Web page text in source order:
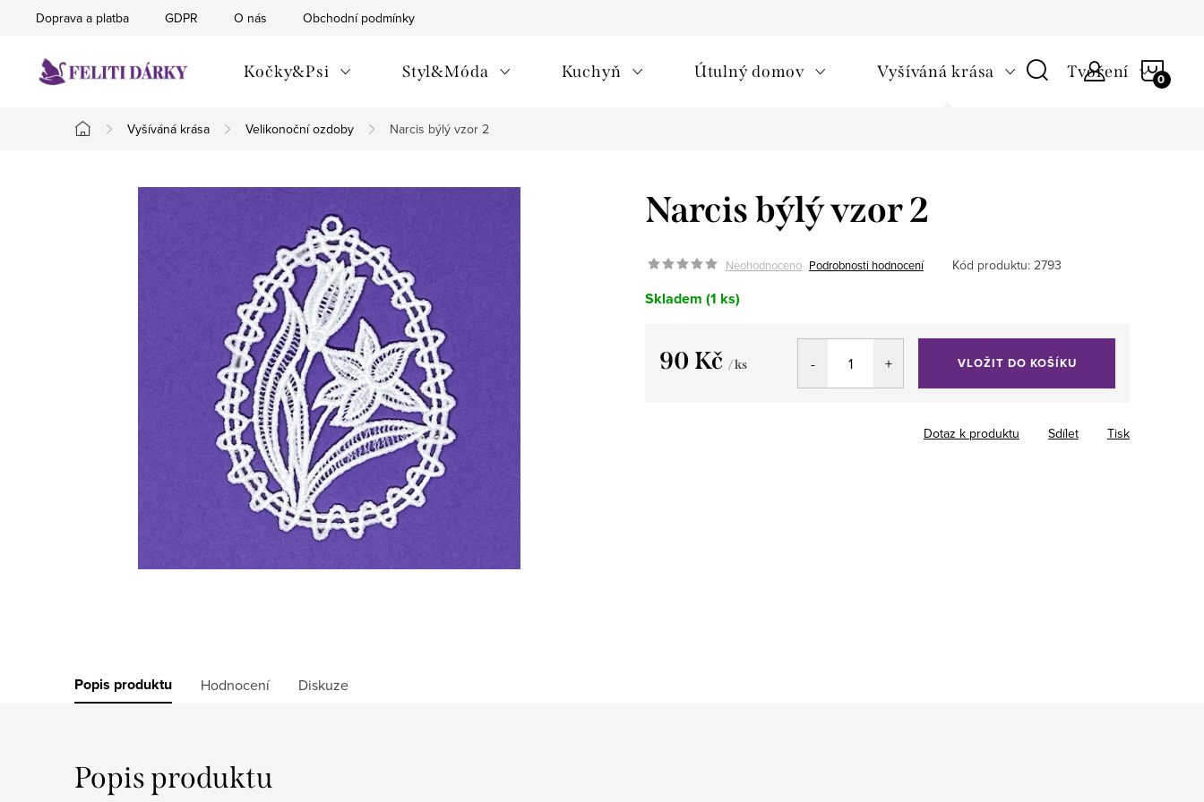
Doprava a platba GDPR O nás Obchodní podmínky
Kočky&Psi Styl&Móda Kuchyň Útulný domov Vyšíváná krása Tvoření
Domů
Vyšíváná krása Velikonoční ozdoby Narcis býlý vzor 2
Narcis býlý vzor 2
Neohodnoceno Podrobnosti hodnocení Kód produktu: 2793
Skladem (1 ks)
90 Kč / ks VLOŽIT DO KOŠÍKU
Tisk
Dotaz k produktu Sdílet
Popis produktu Hodnocení Diskuze
Popis produktu